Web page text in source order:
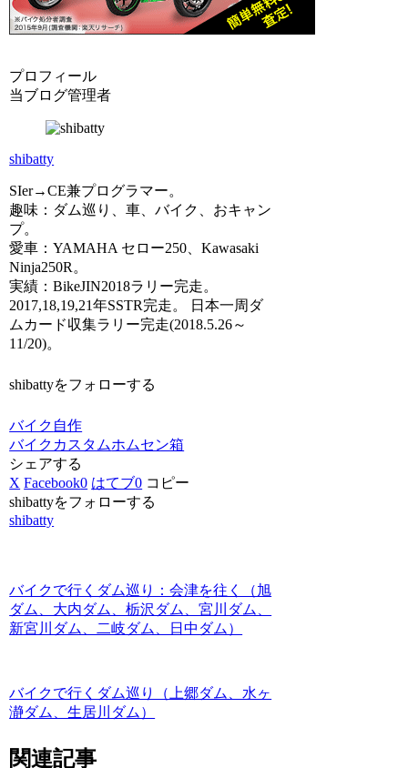
プロフィール
当ブログ管理者
shibatty
SIer→CE兼プログラマー。
趣味：ダム巡り、車、バイク、おキャン
プ。
愛車：YAMAHA セロー250、Kawasaki
Ninja250R。
実績：BikeJIN2018ラリー完走。
2017,18,19,21年SSTR完走。 日本一周ダ
ムカード収集ラリー完走(2018.5.26～
11/20)。
shibattyをフォローする
バイク 自作
バイクカスタムホムセン箱
シェアする
X Facebook0 はてブ0 コピー
shibattyをフォローする
shibatty
バイクで行くダム巡り：会津を往く（旭
ダム、大内ダム、栃沢ダム、宮川ダム、
新宮川ダム、二岐ダム、日中ダム）
バイクで行くダム巡り（上郷ダム、水ヶ
瀞ダム、生居川ダム）
関連記事